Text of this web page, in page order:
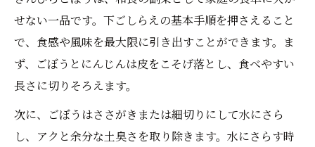
せない一品です。下ごしらえの基本手順を押さえること
で、食感や風味を最大限に引き出すことができます。ま
ず、ごぼうとにんじんは皮をこそげ落とし、食べやすい
長さに切りそろえます。
次に、ごぼうはささがきまたは細切りにして水にさら
し、アクと余分な土臭さを取り除きます。水にさらす時